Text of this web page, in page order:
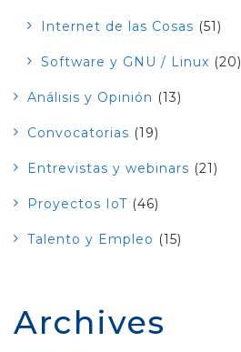
Internet de las Cosas (51)
Software y GNU / Linux (20)
Análisis y Opinión (13)
Convocatorias (19)
Entrevistas y webinars (21)
Proyectos IoT (46)
Talento y Empleo (15)
Archives